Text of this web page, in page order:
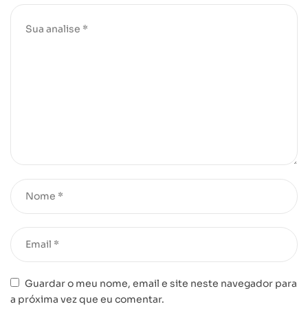
Guardar o meu nome, email e site neste navegador para
a próxima vez que eu comentar.